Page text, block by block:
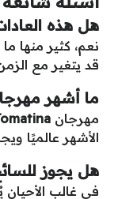
هل هذه
نعم، كثير منها
قد يتغير مع
ما أشهر
مهرجان
الأشهر عالميًا
هل يجوز
في غالب